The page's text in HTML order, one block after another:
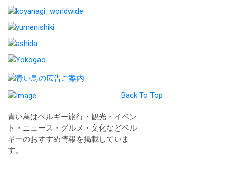
Back To Top
青い鳥はベルギー旅行・観光・イベン
ト・ニュース・グルメ・文化などベル
ギーのおすすめ情報を掲載していま
す。